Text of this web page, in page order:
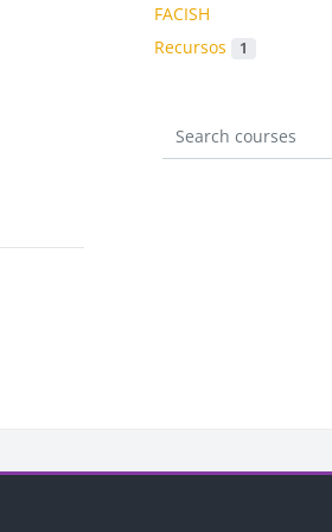
FACISH
Recursos 1
Search courses